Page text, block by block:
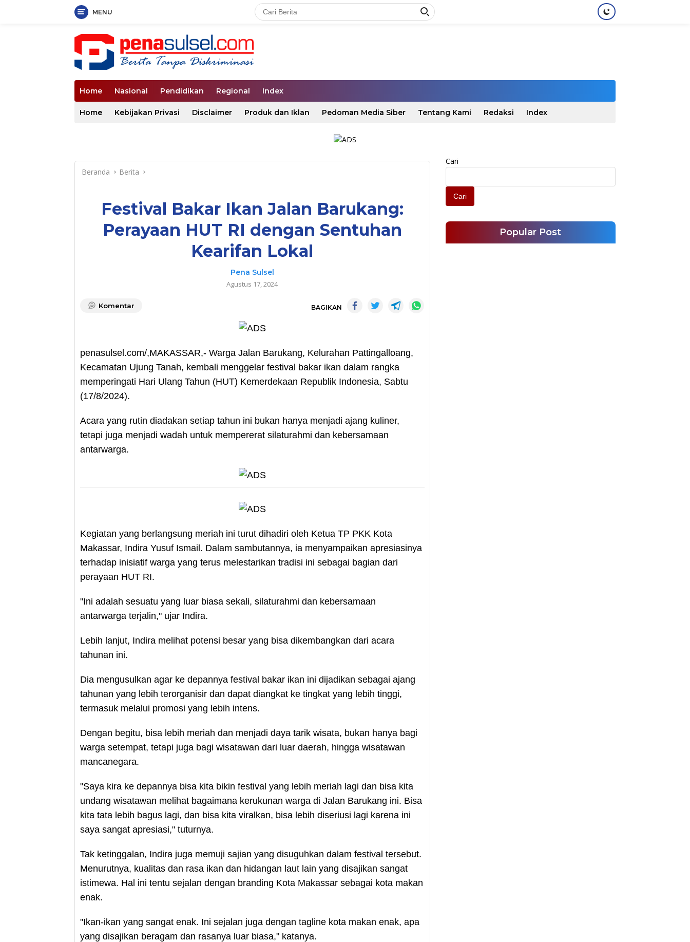
MENU
Home Nasional Pendidikan Regional Index
Home Kebijakan Privasi Disclaimer Produk dan Iklan Pedoman Media Siber Tentang Kami Redaksi Index
Beranda Berita
Festival Bakar Ikan Jalan Barukang:
Perayaan HUT RI dengan Sentuhan
Kearifan Lokal
Pena Sulsel
Agustus 17, 2024
Komentar BAGIKAN
penasulsel.com/,MAKASSAR,- Warga Jalan Barukang, Kelurahan Pattingalloang,
Kecamatan Ujung Tanah, kembali menggelar festival bakar ikan dalam rangka
memperingati Hari Ulang Tahun (HUT) Kemerdekaan Republik Indonesia, Sabtu
(17/8/2024).
Acara yang rutin diadakan setiap tahun ini bukan hanya menjadi ajang kuliner,
tetapi juga menjadi wadah untuk mempererat silaturahmi dan kebersamaan
antarwarga.
Kegiatan yang berlangsung meriah ini turut dihadiri oleh Ketua TP PKK Kota
Makassar, Indira Yusuf Ismail. Dalam sambutannya, ia menyampaikan apresiasinya
terhadap inisiatif warga yang terus melestarikan tradisi ini sebagai bagian dari
perayaan HUT RI.
"Ini adalah sesuatu yang luar biasa sekali, silaturahmi dan kebersamaan
antarwarga terjalin," ujar Indira.
Lebih lanjut, Indira melihat potensi besar yang bisa dikembangkan dari acara
tahunan ini.
Dia mengusulkan agar ke depannya festival bakar ikan ini dijadikan sebagai ajang
tahunan yang lebih terorganisir dan dapat diangkat ke tingkat yang lebih tinggi,
termasuk melalui promosi yang lebih intens.
Dengan begitu, bisa lebih meriah dan menjadi daya tarik wisata, bukan hanya bagi
warga setempat, tetapi juga bagi wisatawan dari luar daerah, hingga wisatawan
mancanegara.
"Saya kira ke depannya bisa kita bikin festival yang lebih meriah lagi dan bisa kita
undang wisatawan melihat bagaimana kerukunan warga di Jalan Barukang ini. Bisa
kita tata lebih bagus lagi, dan bisa kita viralkan, bisa lebih diseriusi lagi karena ini
saya sangat apresiasi," tuturnya.
Tak ketinggalan, Indira juga memuji sajian yang disuguhkan dalam festival tersebut.
Menurutnya, kualitas dan rasa ikan dan hidangan laut lain yang disajikan sangat
istimewa. Hal ini tentu sejalan dengan branding Kota Makassar sebagai kota makan
enak.
"Ikan-ikan yang sangat enak. Ini sejalan juga dengan tagline kota makan enak, apa
yang disajikan beragam dan rasanya luar biasa," katanya.
Cari
Cari
Popular Post